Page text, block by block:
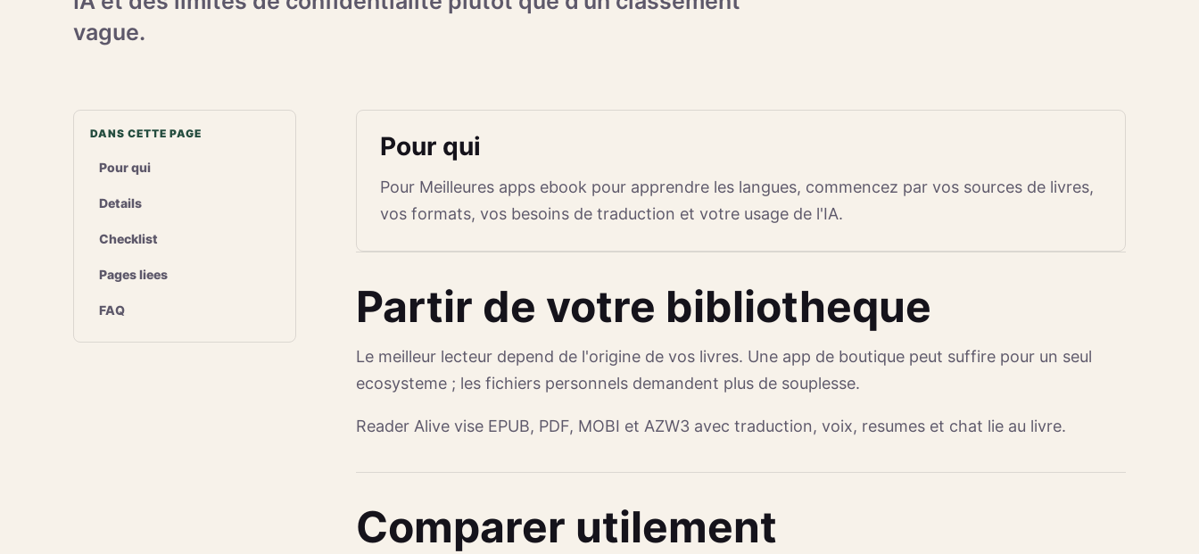
vague.
DANS CETTE PAGE
Pour qui
Details
Checklist
Pages liees
FAQ
Pour qui
Pour Meilleures apps ebook pour apprendre les langues, commencez par vos sources de livres,
vos formats, vos besoins de traduction et votre usage de l'IA.
Partir de votre bibliotheque
Le meilleur lecteur depend de l'origine de vos livres. Une app de boutique peut suffire pour un seul
ecosysteme ; les fichiers personnels demandent plus de souplesse.
Reader Alive vise EPUB, PDF, MOBI et AZW3 avec traduction, voix, resumes et chat lie au livre.
Comparer utilement